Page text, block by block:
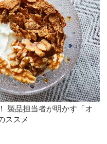
製品担当者が明かす「オ
ススメ